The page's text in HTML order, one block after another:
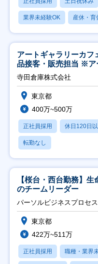
業界未経験OK 産休・育
アートギャラリーカ
品接客・販売担当 ※ア
寺田倉庫株式会社
東京都
400万~500万
正社員採用 休日120日
転勤なし
【桜台・西台勤務】
のチームリーダー
パーソルビジネスプロセ
東京都
422万~511万
正社員採用 職種・業界